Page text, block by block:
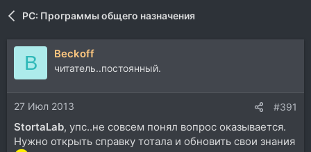
т
р
т
н
а
а
PC: Программы общего назначения
B Beckoff
читатель..постоянный.
27 Июл 2013 #391
StortaLab, упс..не совсем понял вопрос оказывается.
Нужно открыть справку тотала и обновить свои знания